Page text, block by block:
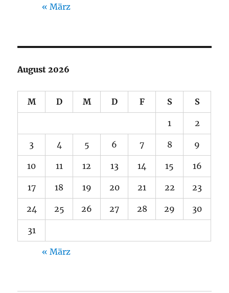
« März
August 2026
M D M D F S S
1 2
3 4 5 6 7 8 9
10 11 12 13 14 15 16
17 18 19 20 21 22 23
24 25 26 27 28 29 30
31
« März